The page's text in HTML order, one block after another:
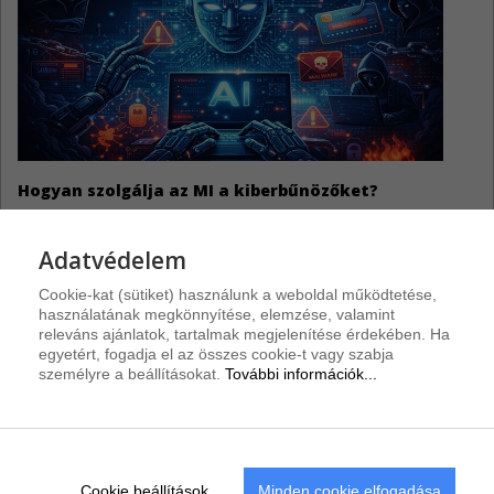
Hogyan szolgálja az MI a kiberbűnözőket?
Riasztások
Discourse sebezhetőségek
3
Adatvédelem
Cookie-kat (sütiket) használunk a weboldal működtetése,
használatának megkönnyítése, elemzése, valamint
releváns ajánlatok, tartalmak megjelenítése érdekében. Ha
egyetért, fogadja el az összes cookie-t vagy szabja
személyre a beállításokat. További információk...
Cookie beállítások... Minden cookie elfogadása